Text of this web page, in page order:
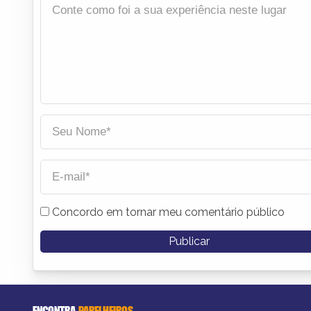
Concordo em tornar meu comentário público